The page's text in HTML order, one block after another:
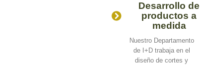
Desarrollo de
productos a
medida
Nuestro Departamento
de I+D trabaja en el
diseño de cortes y